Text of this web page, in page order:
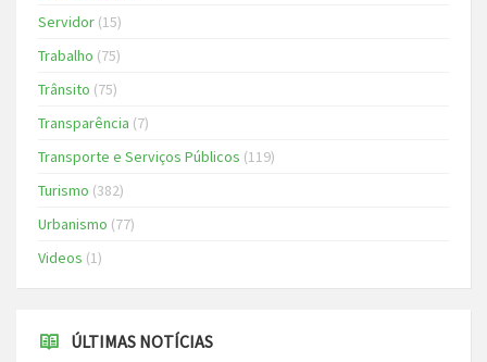
Servidor (15)
Trabalho (75)
Trânsito (75)
Transparência (7)
Transporte e Serviços Públicos (119)
Turismo (382)
Urbanismo (77)
Videos (1)
ÚLTIMAS NOTÍCIAS